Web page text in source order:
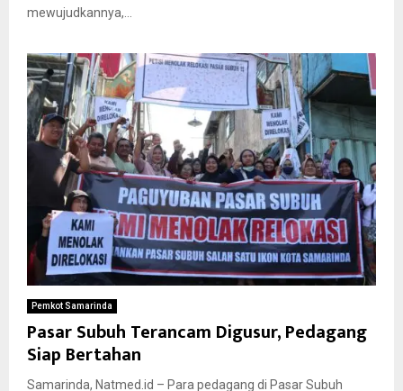
mewujudkannya,...
Pemkot Samarinda
Pasar Subuh Terancam Digusur, Pedagang
Siap Bertahan
Samarinda, Natmed.id – Para pedagang di Pasar Subuh